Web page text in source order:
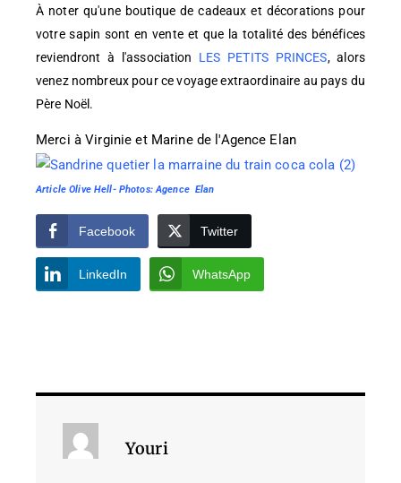
À noter qu'une boutique de cadeaux et décorations pour
votre sapin sont en vente et que la totalité des bénéfices
reviendront à l'association LES PETITS PRINCES, alors
venez nombreux pour ce voyage extraordinaire au pays du
Père Noël.
Merci à Virginie et Marine de l'Agence Elan
Article Olive Hell- Photos: Agence Elan
Facebook Twitter
LinkedIn WhatsApp
Youri